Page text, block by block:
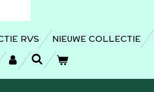
RVS NIEUWE COLLECTIE